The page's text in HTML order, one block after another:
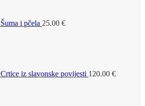
Šuma i pčela 25.00 €
Crtice iz slavonske povijesti 120.00 €